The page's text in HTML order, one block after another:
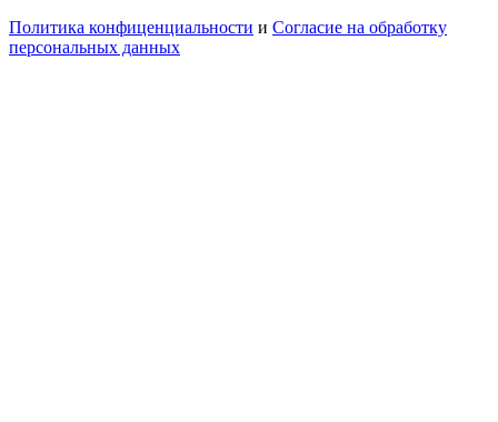
Политика конфиценциальности и Согласие на обработку
персональных данных